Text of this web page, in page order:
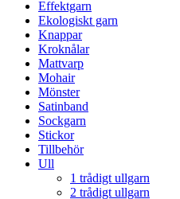
Effektgarn
Ekologiskt garn
Knappar
Kroknålar
Mattvarp
Mohair
Mönster
Satinband
Sockgarn
Stickor
Tillbehör
Ull
1 trådigt ullgarn
2 trådigt ullgarn